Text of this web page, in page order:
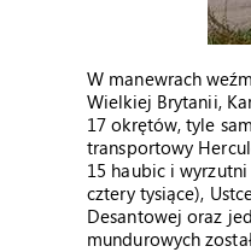
W manewrach
Wielkiej Brytanii,
17 okrętów, tyle
transportowy
15 haubic i
cztery tysiące),
Desantowej oraz
mundurowych